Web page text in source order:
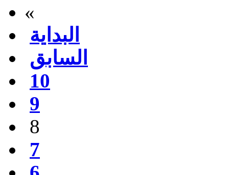
«
البداية
السابق
10
9
8
7